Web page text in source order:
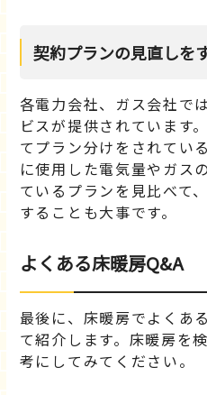
契約プランの見直しを
各電力会社、ガス会社で
ビスが提供されています
てプラン分けをされてい
に使用した電気量やガス
ているプランを見比べて
することも大事です。
よくある床暖房Q&A
最後に、床暖房でよくあ
て紹介します。床暖房を
考にしてみてください。